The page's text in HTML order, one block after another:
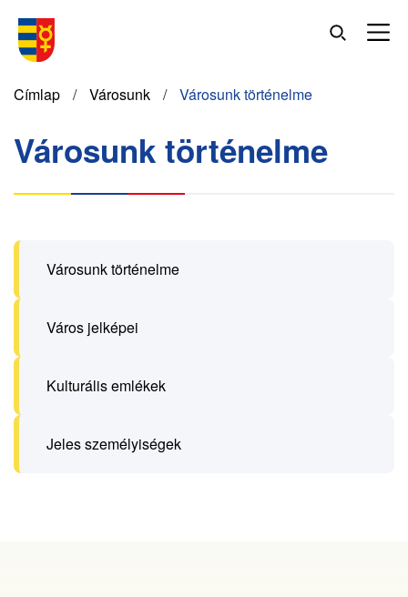
tartalomra
Morzsa
Címlap Városunk Városunk történelme
Városunk történelme
Városunk történelme
Város jelképei
Kulturális emlékek
Jeles személyiségek